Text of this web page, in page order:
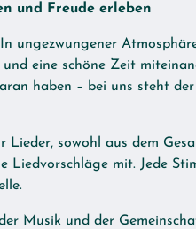
und Freude erleben
ungezwungener
eine schöne Zeit
haben – bei uns steht der
sowohl aus dem
mit. Jede
Musik und der